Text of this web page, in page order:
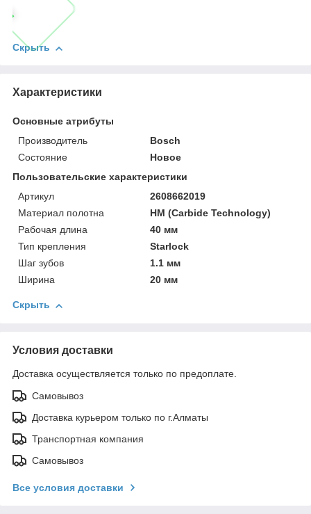
Скрыть
Характеристики
Основные атрибуты
Производитель
Bosch
Состояние
Новое
Пользовательские характеристики
Артикул
2608662019
Материал полотна
HM (Carbide Technology)
Рабочая длина
40 мм
Тип крепления
Starlock
Шаг зубов
1.1 мм
Ширина
20 мм
Скрыть
Условия доставки
Доставка осуществляется только по предоплате.
Самовывоз
Доставка курьером только по г.Алматы
Транспортная компания
Самовывоз
Все условия доставки